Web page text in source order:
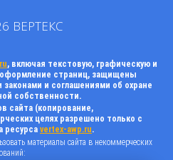
ВЕРТЕКС
, включая текстовую, графическую и
страниц, защищены
и соглашениями об охране
собственности.
сайта (копирование,
целях разрешено только с
ресурса vertex-awp.ru.
материалы сайта в некоммерческих